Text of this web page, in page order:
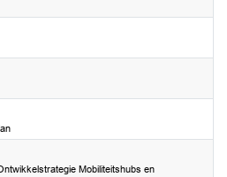
Mobiliteitshubs en